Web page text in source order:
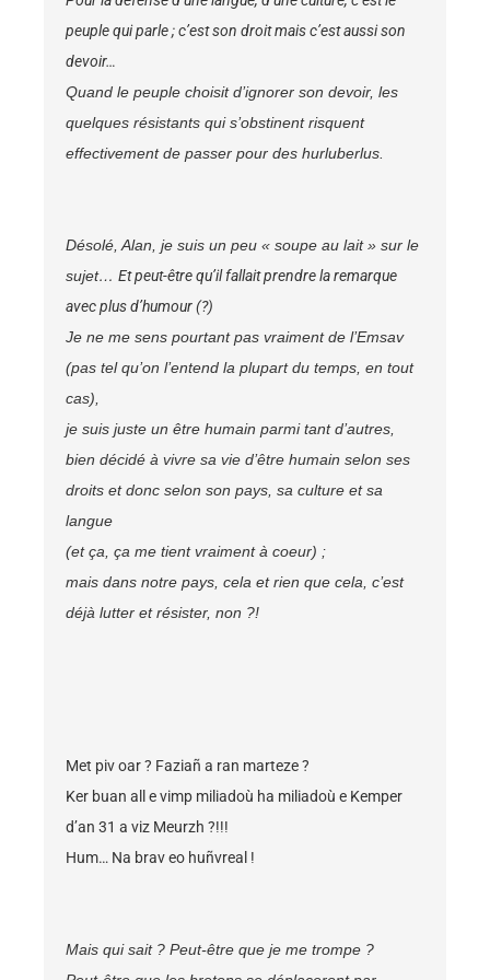
peuple qui parle ; c’est son droit mais c’est aussi son
devoir…
Quand le peuple choisit d’ignorer son devoir, les
quelques résistants qui s’obstinent risquent
effectivement de passer pour des hurluberlus.
Désolé, Alan, je suis un peu « soupe au lait » sur le
sujet… Et peut-être qu’il fallait prendre la remarque
avec plus d’humour (?)
Je ne me sens pourtant pas vraiment de l’Emsav
(pas tel qu’on l’entend la plupart du temps, en tout
cas),
je suis juste un être humain parmi tant d’autres,
bien décidé à vivre sa vie d’être humain selon ses
droits et donc selon son pays, sa culture et sa
langue
(et ça, ça me tient vraiment à coeur) ;
mais dans notre pays, cela et rien que cela, c’est
déjà lutter et résister, non ?!
Met piv oar ? Faziañ a ran marteze ?
Ker buan all e vimp miliadoù ha miliadoù e Kemper
d’an 31 a viz Meurzh ?!!!
Hum… Na brav eo huñvreal !
Mais qui sait ? Peut-être que je me trompe ?